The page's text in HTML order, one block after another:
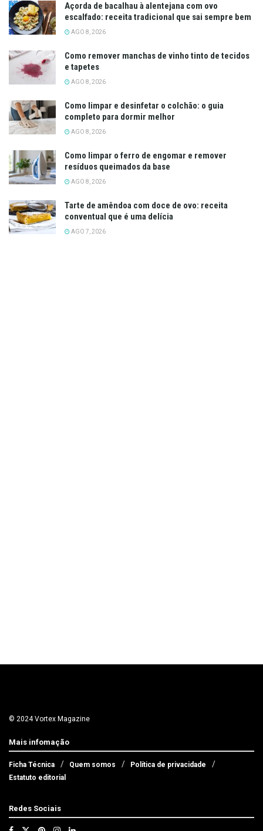
Açorda de bacalhau à alentejana com ovo
escalfado: receita tradicional que sai sempre bem
AGO 8, 2026
Como remover manchas de vinho tinto de tecidos
e tapetes
AGO 8, 2026
Como limpar e desinfetar o colchão: o guia
completo para dormir melhor
AGO 8, 2026
Como limpar o ferro de engomar e remover
resíduos queimados da base
AGO 8, 2026
Tarte de amêndoa com doce de ovo: receita
conventual que é uma delícia
AGO 7, 2026
© 2024 Vortex Magazine
Mais infomação
Ficha Técnica Quem somos
Política de privacidade
Estatuto editorial
Redes Sociais